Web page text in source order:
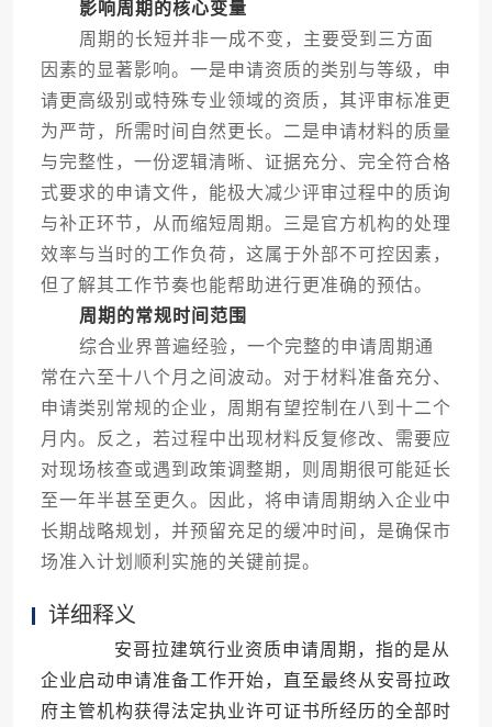
影响周期的核心变量
周期的长短并非一成不变，主要受到三方面
因素的显著影响。一是申请资质的类别与等级，申
请更高级别或特殊专业领域的资质，其评审标准更
为严苛，所需时间自然更长。二是申请材料的质量
与完整性，一份逻辑清晰、证据充分、完全符合格
式要求的申请文件，能极大减少评审过程中的质询
与补正环节，从而缩短周期。三是官方机构的处理
效率与当时的工作负荷，这属于外部不可控因素，
但了解其工作节奏也能帮助进行更准确的预估。
周期的常规时间范围
综合业界普遍经验，一个完整的申请周期通
常在六至十八个月之间波动。对于材料准备充分、
申请类别常规的企业，周期有望控制在八到十二个
月内。反之，若过程中出现材料反复修改、需要应
对现场核查或遇到政策调整期，则周期很可能延长
至一年半甚至更久。因此，将申请周期纳入企业中
长期战略规划，并预留充足的缓冲时间，是确保市
场准入计划顺利实施的关键前提。
详细释义
安哥拉建筑行业资质申请周期，指的是从
企业启动申请准备工作开始，直至最终从安哥拉政
府主管机构获得法定执业许可证书所经历的全部时